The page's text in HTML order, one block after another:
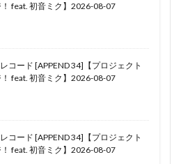
feat. 初音ミク】2026-08-07
コード [APPEND 34]【プロジェクト
feat. 初音ミク】2026-08-07
コード [APPEND 34]【プロジェクト
feat. 初音ミク】2026-08-07